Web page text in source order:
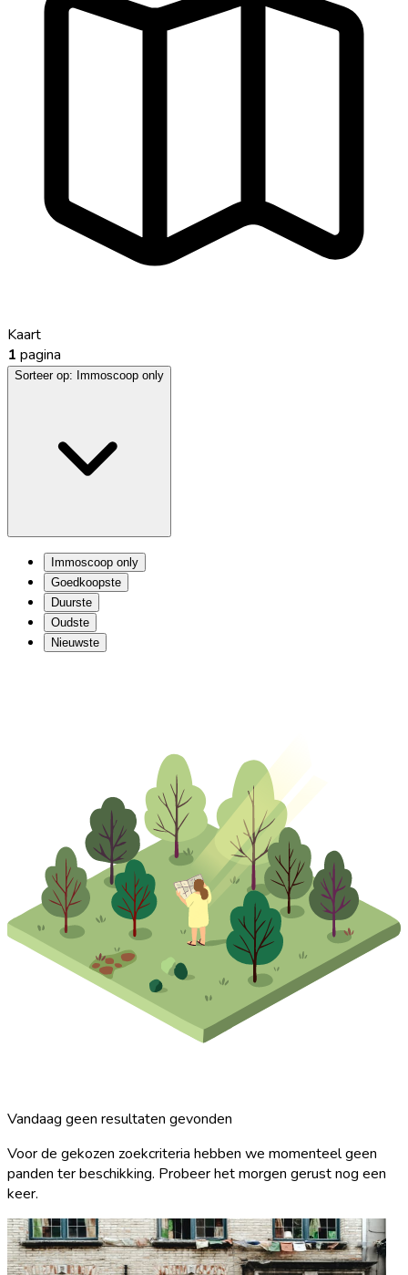
Kaart
1 pagina
Sorteer op: Immoscoop only
Immoscoop only
Goedkoopste
Duurste
Oudste
Nieuwste
Vandaag geen resultaten gevonden
Voor de gekozen zoekcriteria hebben we momenteel geen
panden ter beschikking. Probeer het morgen gerust nog een
keer.